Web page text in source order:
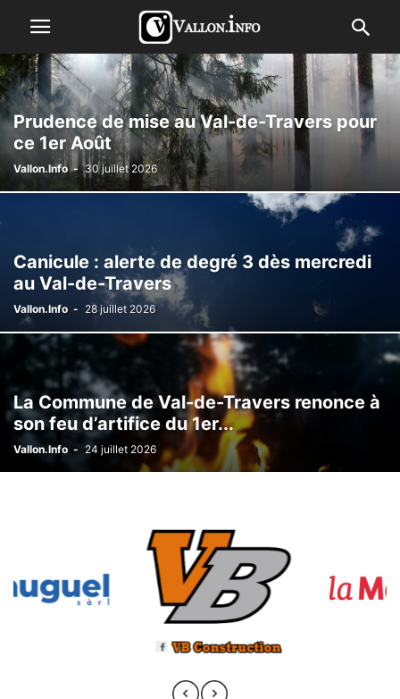
Prudence de mise au Val-de-Travers pour
ce 1er Août
Vallon.Info - 30 juillet 2026
Canicule : alerte de degré 3 dès mercredi
au Val-de-Travers
Vallon.Info - 28 juillet 2026
La Commune de Val-de-Travers renonce à
son feu d’artifice du 1er...
Vallon.Info - 24 juillet 2026